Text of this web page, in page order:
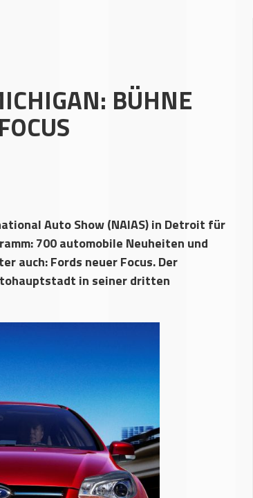
BÜHNE
Auto Show (NAIAS) in Detroit für
700 automobile Neuheiten und
auch: Fords neuer Focus. Der
in seiner dritten